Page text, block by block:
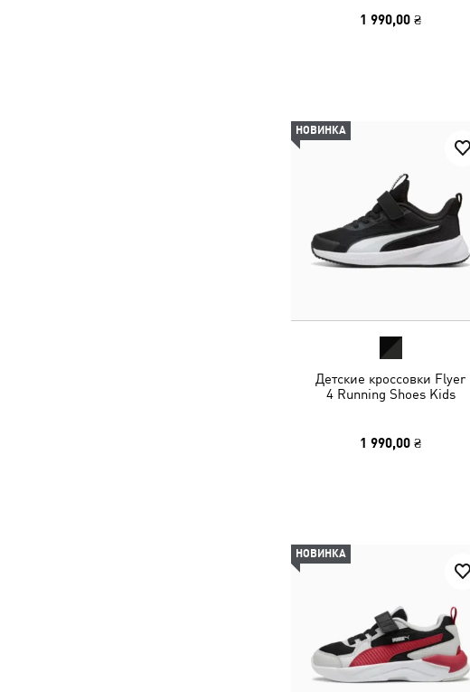
1 990,00 ₴
НОВИНКА
Детские кроссовки Flyer
4 Running Shoes Kids
1 990,00 ₴
НОВИНКА